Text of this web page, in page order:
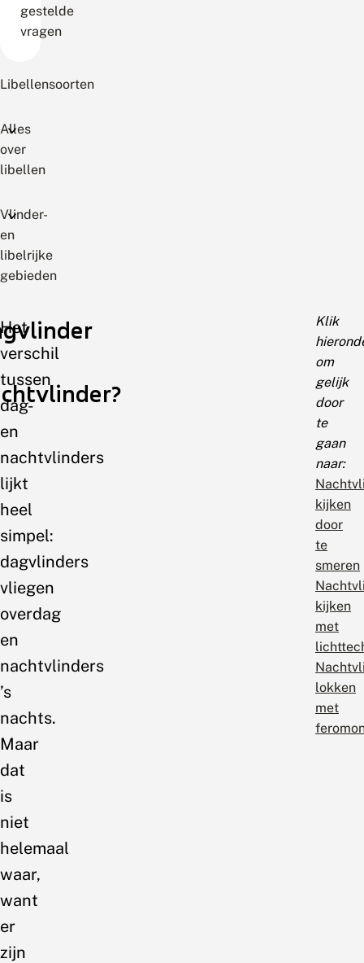
gestelde
vragen
Libellensoorten
Alles
over
libellen
Vlinder-
en
libelrijke
gebieden
Het
verschil
tussen
dag-
en
nachtvlinders
lijkt
heel
simpel:
dagvlinders
vliegen
overdag
en
nachtvlinders
’s
nachts.
Maar
dat
is
niet
helemaal
waar,
want
er
zijn
Klik
om
gelijk
door
te
gaan
naar:
kijken
door
te
smeren
kijken
met
lokken
met